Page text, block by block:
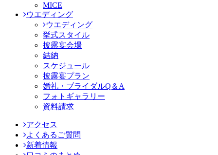
MICE
ウエディング
ウエディング
挙式スタイル
披露宴会場
結納
スケジュール
披露宴プラン
婚礼・ブライダルQ＆A
フォトギャラリー
資料請求
アクセス
よくあるご質問
新着情報